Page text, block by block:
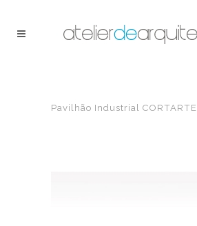
Pavilhão Industrial CORTARTE